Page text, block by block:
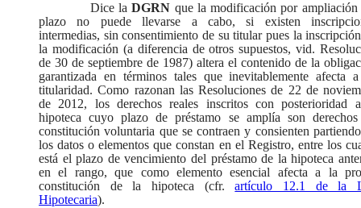
Dice laDGRN que la modificación por ampliación
plazo no puede llevarse a cabo, si existen
intermedias, sin consentimiento de su titular pues la
la modificación (a diferencia de otros supuestos, vid.
de 30 de septiembre de 1987) altera el contenido de la
garantizada en términos tales que inevitablemente afecta
titularidad. Como razonan las Resoluciones de 22 de
de 2012, los derechos reales inscritos con posterioridad
hipoteca cuyo plazo de préstamo se amplía son
constitución voluntaria que se contraen y consienten
los datos o elementos que constan en el Registro, entre los
está el plazo de vencimiento del préstamo de la hipoteca
en el rango, que como elemento esencial afecta a la
constitución de la hipoteca (cfr.artículo 12.1 de la
Hipotecaria).